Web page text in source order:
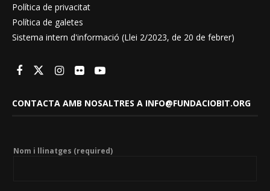
Política de privacitat
Política de galetes
Sistema intern d'informació (Llei 2/2023, de 20 de febrer)
CONTACTA AMB NOSALTRES A INFO@FUNDACIOBIT.ORG
Nom i llinatges (required)